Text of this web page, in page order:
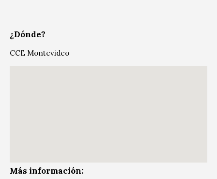
¿Dónde?
CCE Montevideo
Más información: